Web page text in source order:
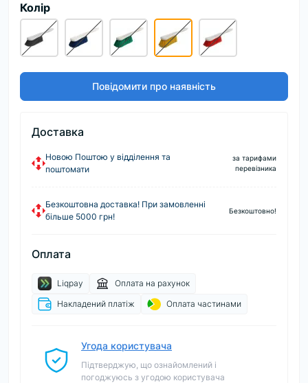
Колір
Повідомити про наявність
Доставка
Новою Поштою у відділення та
поштомати
за тарифами
перевізника
Безкоштовна доставка! При замовленні
більше 5000 грн!
Безкоштовно!
Оплата
Liqpay
Оплата на рахунок
Накладений платіж
Оплата частинами
Угода користувача
Підтверджую, що ознайомлений і
погоджуюсь з угодою користувача